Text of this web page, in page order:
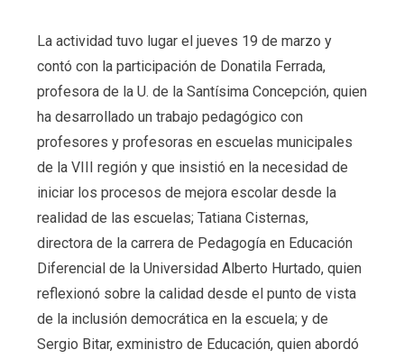
La actividad tuvo lugar el jueves 19 de marzo y
contó con la participación de Donatila Ferrada,
profesora de la U. de la Santísima Concepción, quien
ha desarrollado un trabajo pedagógico con
profesores y profesoras en escuelas municipales
de la VIII región y que insistió en la necesidad de
iniciar los procesos de mejora escolar desde la
realidad de las escuelas; Tatiana Cisternas,
directora de la carrera de Pedagogía en Educación
Diferencial de la Universidad Alberto Hurtado, quien
reflexionó sobre la calidad desde el punto de vista
de la inclusión democrática en la escuela; y de
Sergio Bitar, exministro de Educación, quien abordó